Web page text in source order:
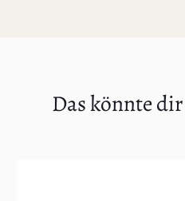
Das könnte